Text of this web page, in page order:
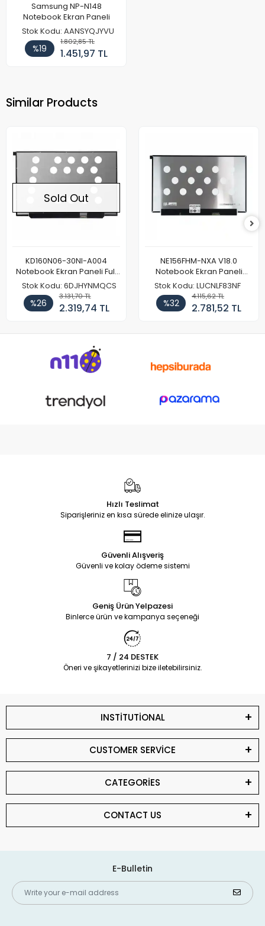
Samsung NP-N148
Notebook Ekran Paneli
Stok Kodu: AANSYQJYVU
%19
1.802,85 TL
1.451,97 TL
Similar Products
Sold Out
KD160N06-30NI-A004
Notebook Ekran Paneli Full
HD
Stok Kodu: 6DJHYNMQCS
%26
3.131,70 TL
2.319,74 TL
NE156FHM-NXA V18.0
Notebook Ekran Paneli
144Hz
Stok Kodu: LUCNLF83NF
%32
4.115,62 TL
2.781,52 TL
Hızlı Teslimat
Siparişleriniz en kısa sürede elinize ulaşır.
Güvenli Alışveriş
Güvenli ve kolay ödeme sistemi
Geniş Ürün Yelpazesi
Binlerce ürün ve kampanya seçeneği
7 / 24 DESTEK
Öneri ve şikayetlerinizi bize iletebilirsiniz.
INSTİTUTİONAL
CUSTOMER SERVİCE
CATEGORİES
CONTACT US
E-Bulletin